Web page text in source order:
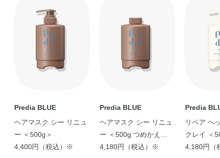
Predia BLUE
ヘアマスク シー リニュ
ー ＜500g＞
4,400円（税込）※
Predia BLUE
ヘアマスク シー リニュ
ー ＜500g つめかえ用
＞
4,180円（税込）※
Predia
リペア ヘ
クレイ ＜
4,180円（